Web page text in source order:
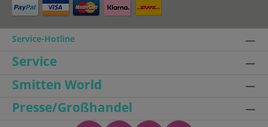
Service-Hotline
Service
Smitten World
Presse/Großhandel